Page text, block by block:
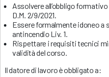
Assolvere all’obbligo
D.M. 2/9/2021.
Essere formalmente idoneo a
antincendio Liv. 1.
Rispettare i requisiti tecnici
validità del corso.
Il datore di lavoro è obbligato a: